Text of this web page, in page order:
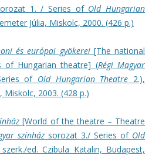
1. / Series of Old Hungarian
Júlia, Miskolc, 2000. (426 p.)
és európai gyökerei [The national
of Hungarian theatre] (Régi Magyar
of Old Hungarian Theatre 2.),
Miskolc, 2003. (428 p.)
[World of the theatre – Theatre
színház sorozat 3./ Series of Old
ed. Czibula Katalin, Budapest,